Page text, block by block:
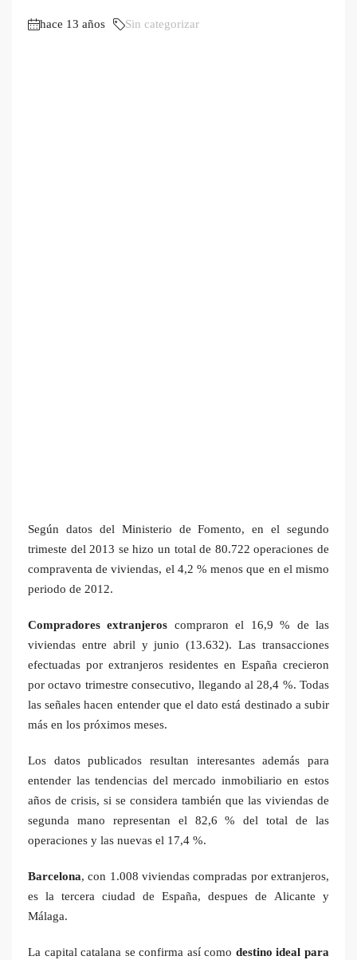
hace 13 años Sin categorizar
Según datos del Ministerio de Fomento, en el segundo
trimeste del 2013 se hizo un total de 80.722 operaciones de
compraventa de viviendas, el 4,2 % menos que en el mismo
periodo de 2012.
Compradores extranjeros compraron el 16,9 % de las
viviendas entre abril y junio (13.632). Las transacciones
efectuadas por extranjeros residentes en España crecieron
por octavo trimestre consecutivo, llegando al 28,4 %. Todas
las señales hacen entender que el dato está destinado a subir
más en los próximos meses.
Los datos publicados resultan interesantes además para
entender las tendencias del mercado inmobiliario en estos
años de crisis, si se considera también que las viviendas de
segunda mano representan el 82,6 % del total de las
operaciones y las nuevas el 17,4 %.
Barcelona, con 1.008 viviendas compradas por extranjeros,
es la tercera ciudad de España, despues de Alicante y
Málaga.
La capital catalana se confirma así como destino ideal para